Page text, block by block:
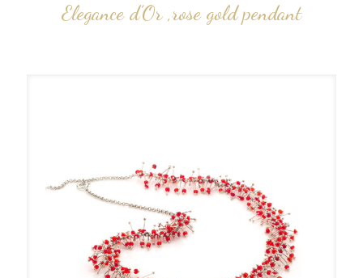
Elegance d’Or ,rose gold pendant